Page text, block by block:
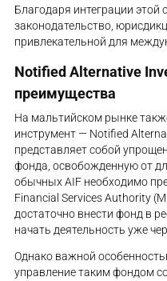
Благодаря интеграции этой
законодательство,
привлекательной для
Notified Alternative
преимущества
На мальтийском рынке
инструмент — Notified
представляет собой
фонда, освобожденную от
обычных AIF необходимо
Financial Services Authority
достаточно внести фонд в
начать деятельность уже
Однако важной
управление таким фондом